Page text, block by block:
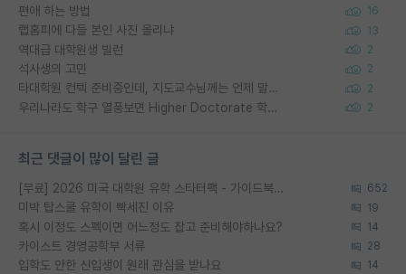
편애 하는 방법 16
랩홈피에 다들 본인 사진 올리냐 13
역대급 대학원생 빌런 2
석사생의 고민 2
타대학원 컨텍 준비중인데, 지도교수님께는 언제 말씀드려야 할까요? 2
우리나라도 학구 열풍보면 Higher Doctorate 학위가 필요하다고 봅니다. 2
최근 댓글이 많이 달린 글
[무료] 2026 미국 대학원 유학 스타터팩 - 가이드북 & 합격자 컨택메일 템플릿 652
미박 탑스쿨 유학이 빡세진 이유 19
혹시 이정도 스펙이면 어느정도 잡고 준비해야하나요? 14
카이스트 경영공학부 서류 28
입학도 안한 신입생이 원래 관심을 받나요 14